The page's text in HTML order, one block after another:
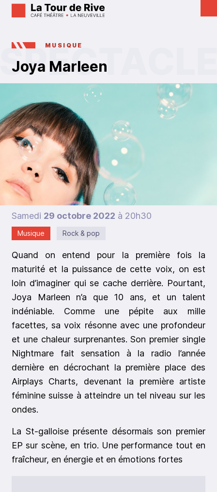
MUSIQUE
Joya Marleen
Samedi 29 octobre 2022 à 20h30
Musique Rock & pop
Quand on entend pour la première fois la
maturité et la puissance de cette voix, on est
loin d’imaginer qui se cache derrière. Pourtant,
Joya Marleen n’a que 10 ans, et un talent
indéniable. Comme une pépite aux mille
facettes, sa voix résonne avec une profondeur
et une chaleur surprenantes. Son premier single
Nightmare fait sensation à la radio l’année
dernière en décrochant la première place des
Airplays Charts, devenant la première artiste
féminine suisse à atteindre un tel niveau sur les
ondes.
La St-galloise présente désormais son premier
EP sur scène, en trio. Une performance tout en
fraîcheur, en énergie et en émotions fortes